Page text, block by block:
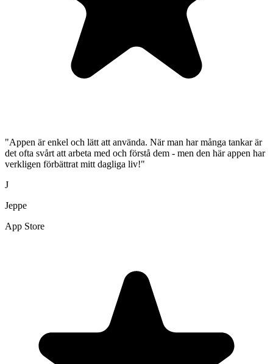
"Appen är enkel och lätt att använda. När man har många tankar är
det ofta svårt att arbeta med och förstå dem - men den här appen har
verkligen förbättrat mitt dagliga liv!"
J
Jeppe
App Store